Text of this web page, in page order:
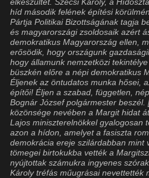
híd második felének építési
Pártja Politikai Bizottságának tagja
és magyarországi zsoldosaik azért
demokratikus Magyarország ellen,
erősödik, hogy országunk
hogy államunk nemzetközi
büszkén előre a népi demokratikus
Éljenek az öntudatos munka hősei,
építői! Éljen a szabad, független,
Bognár József polgármester
közönsége nevében a Margit hidat
Lajos miniszterelnökkel gyalogosan
azon a hídon, amelyet a fasiszta
demokrácia ereje szilárdabban mint
tömegei birtokukba vették a
nyújtottak számukra ingyenes
Károly tréfás műugrásai nevettették